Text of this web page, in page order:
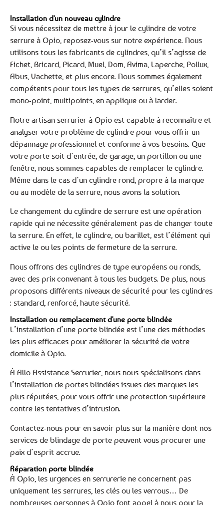
Installation d'un nouveau cylindre
Si vous nécessitez de mettre à jour le cylindre de votre
serrure à Opio, reposez-vous sur notre expérience. Nous
utilisons tous les fabricants de cylindres, qu’il s’agisse de
Fichet, Bricard, Picard, Muel, Dom, Avima, Laperche, Pollux,
Abus, Vachette, et plus encore. Nous sommes également
compétents pour tous les types de serrures, qu’elles soient
mono-point, multipoints, en applique ou à larder.
Notre artisan serrurier à Opio est capable à reconnaître et
analyser votre problème de cylindre pour vous offrir un
dépannage professionnel et conforme à vos besoins. Que
votre porte soit d’entrée, de garage, un portillon ou une
fenêtre, nous sommes capables de remplacer le cylindre.
Même dans le cas d’un cylindre rond, propre à la marque
ou au modèle de la serrure, nous avons la solution.
Le changement du cylindre de serrure est une opération
rapide qui ne nécessite généralement pas de changer toute
la serrure. En effet, le cylindre, ou barillet, est l’élément qui
active le ou les points de fermeture de la serrure.
Nous offrons des cylindres de type européens ou ronds,
avec des prix convenant à tous les budgets. De plus, nous
proposons différents niveaux de sécurité pour les cylindres
: standard, renforcé, haute sécurité.
Installation ou remplacement d'une porte blindée
L’installation d’une porte blindée est l’une des méthodes
les plus efficaces pour améliorer la sécurité de votre
domicile à Opio.
À Allo Assistance Serrurier, nous nous spécialisons dans
l’installation de portes blindées issues des marques les
plus réputées, pour vous offrir une protection supérieure
contre les tentatives d’intrusion.
Contactez-nous pour en savoir plus sur la manière dont nos
services de blindage de porte peuvent vous procurer une
paix d’esprit accrue.
Réparation porte blindée
À Opio, les urgences en serrurerie ne concernent pas
uniquement les serrures, les clés ou les verrous… De
nombreuses personnes à Opio font appel à nous pour la